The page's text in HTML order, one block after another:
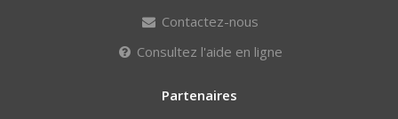
Contactez-nous
Consultez l'aide en ligne
Partenaires